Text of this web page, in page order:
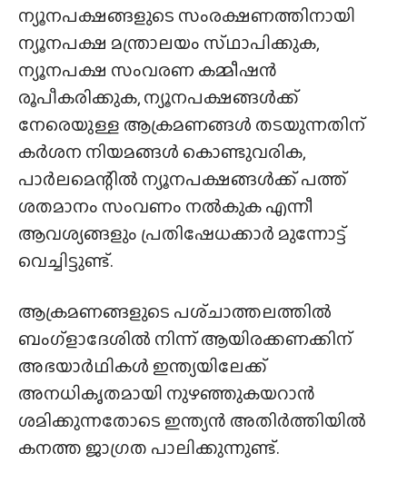
ന്യൂനപക്ഷങ്ങളുടെ സംരക്ഷണത്തിനായി
ന്യൂനപക്ഷ മന്ത്രാലയം സ്‌ഥാപിക്കുക,
ന്യൂനപക്ഷ സംവരണ കമ്മീഷൻ
രൂപീകരിക്കുക, ന്യൂനപക്ഷങ്ങൾക്ക്
നേരെയുള്ള ആക്രമണങ്ങൾ തടയുന്നതിന്
കർശന നിയമങ്ങൾ കൊണ്ടുവരിക,
പാർലമെന്റിൽ ന്യൂനപക്ഷങ്ങൾക്ക് പത്ത്
ശതമാനം സംവണം നൽകുക എന്നീ
ആവശ്യങ്ങളും പ്രതിഷേധക്കാർ മുന്നോട്ട്
വെച്ചിട്ടുണ്ട്.
ആക്രമണങ്ങളുടെ പശ്‌ചാത്തലത്തിൽ
ബംഗ്ളാദേശിൽ നിന്ന് ആയിരക്കണക്കിന്
അഭയാർഥികൾ ഇന്ത്യയിലേക്ക്
അനധികൃതമായി നുഴഞ്ഞുകയറാൻ
ശമിക്കുന്നതോടെ ഇന്ത്യൻ അതിർത്തിയിൽ
കനത്ത ജാഗ്രത പാലിക്കുന്നുണ്ട്.